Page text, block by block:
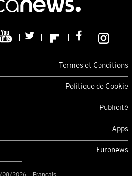
Termes et Conditions
Politique de Cookie
Publicité
Apps
Euronews
08/2026